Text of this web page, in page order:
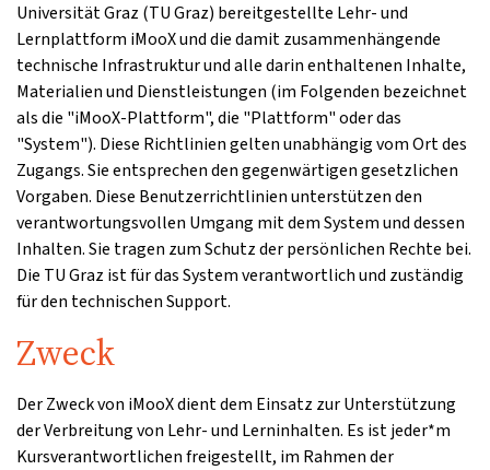
Universität Graz (TU Graz) bereitgestellte Lehr- und
Lernplattform iMooX und die damit zusammenhängende
technische Infrastruktur und alle darin enthaltenen Inhalte,
Materialien und Dienstleistungen (im Folgenden bezeichnet
als die "iMooX-Plattform", die "Plattform" oder das
"System"). Diese Richtlinien gelten unabhängig vom Ort des
Zugangs. Sie entsprechen den gegenwärtigen gesetzlichen
Vorgaben. Diese Benutzerrichtlinien unterstützen den
verantwortungsvollen Umgang mit dem System und dessen
Inhalten. Sie tragen zum Schutz der persönlichen Rechte bei.
Die TU Graz ist für das System verantwortlich und zuständig
für den technischen Support.
Zweck
Der Zweck von iMooX dient dem Einsatz zur Unterstützung
der Verbreitung von Lehr- und Lerninhalten. Es ist jeder*m
Kursverantwortlichen freigestellt, im Rahmen der